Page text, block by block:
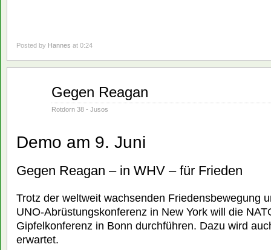
Posted by Hannes at 0:24
Gegen Reagan
Rotdorn 38 - Jusos
Demo am 9. Juni
Gegen Reagan – in WHV – für Frieden
Trotz der weltweit wachsenden Friedensbewegung
UNO-Abrüstungskonferenz in New York will die
Gipfelkonferenz in Bonn durchführen. Dazu wird
erwartet.